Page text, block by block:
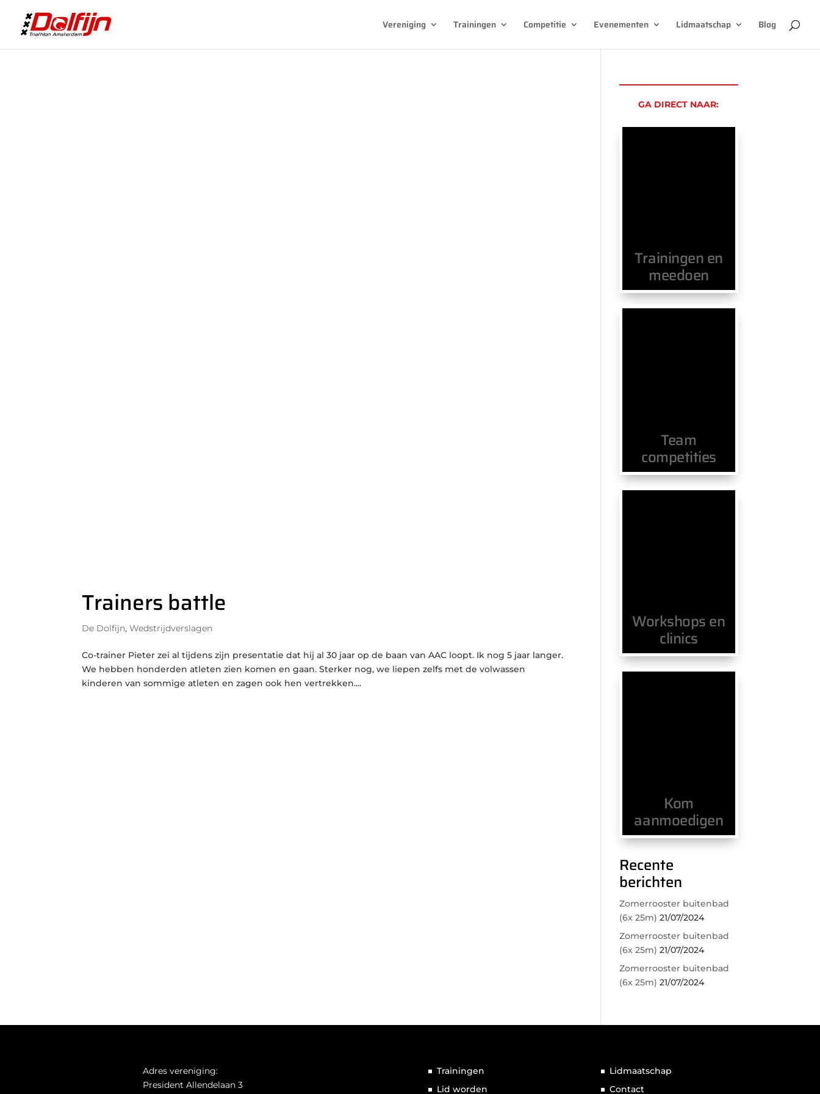
Vereniging Trainingen Competitie Evenementen Lidmaatschap Blog
Trainers battle
De Dolfijn,Wedstrijdverslagen
Co-trainer Pieter zei al tijdens zijn presentatie dat hij al 30 jaar op de baan van AAC loopt. Ik nog 5 jaar langer.
We hebben honderden atleten zien komen en gaan. Sterker nog, we liepen zelfs met de volwassen
kinderen van sommige atleten en zagen ook hen vertrekken....
GA DIRECT NAAR:
Trainingen en
meedoen
Team
competities
Workshops en
clinics
Kom
aanmoedigen
Recente
berichten
Zomerrooster buitenbad
(6x 25m) 21/07/2024
Zomerrooster buitenbad
(6x 25m) 21/07/2024
Zomerrooster buitenbad
(6x 25m) 21/07/2024
Adres vereniging:
President Allendelaan 3
Trainingen
Lid worden
Lidmaatschap
Contact